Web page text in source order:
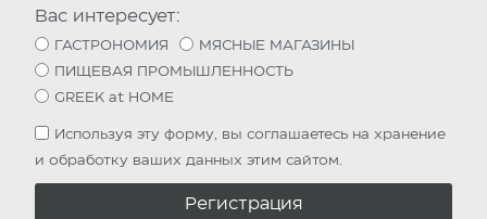
Вас интересует:
ГАСТРОНОМИЯ
МЯСНЫЕ МАГАЗИНЫ
ПИЩЕВАЯ ПРОМЫШЛЕННОСТЬ
GREEK at HOME
Используя эту форму, вы соглашаетесь на хранение
и обработку ваших данных этим сайтом.
Регистрация